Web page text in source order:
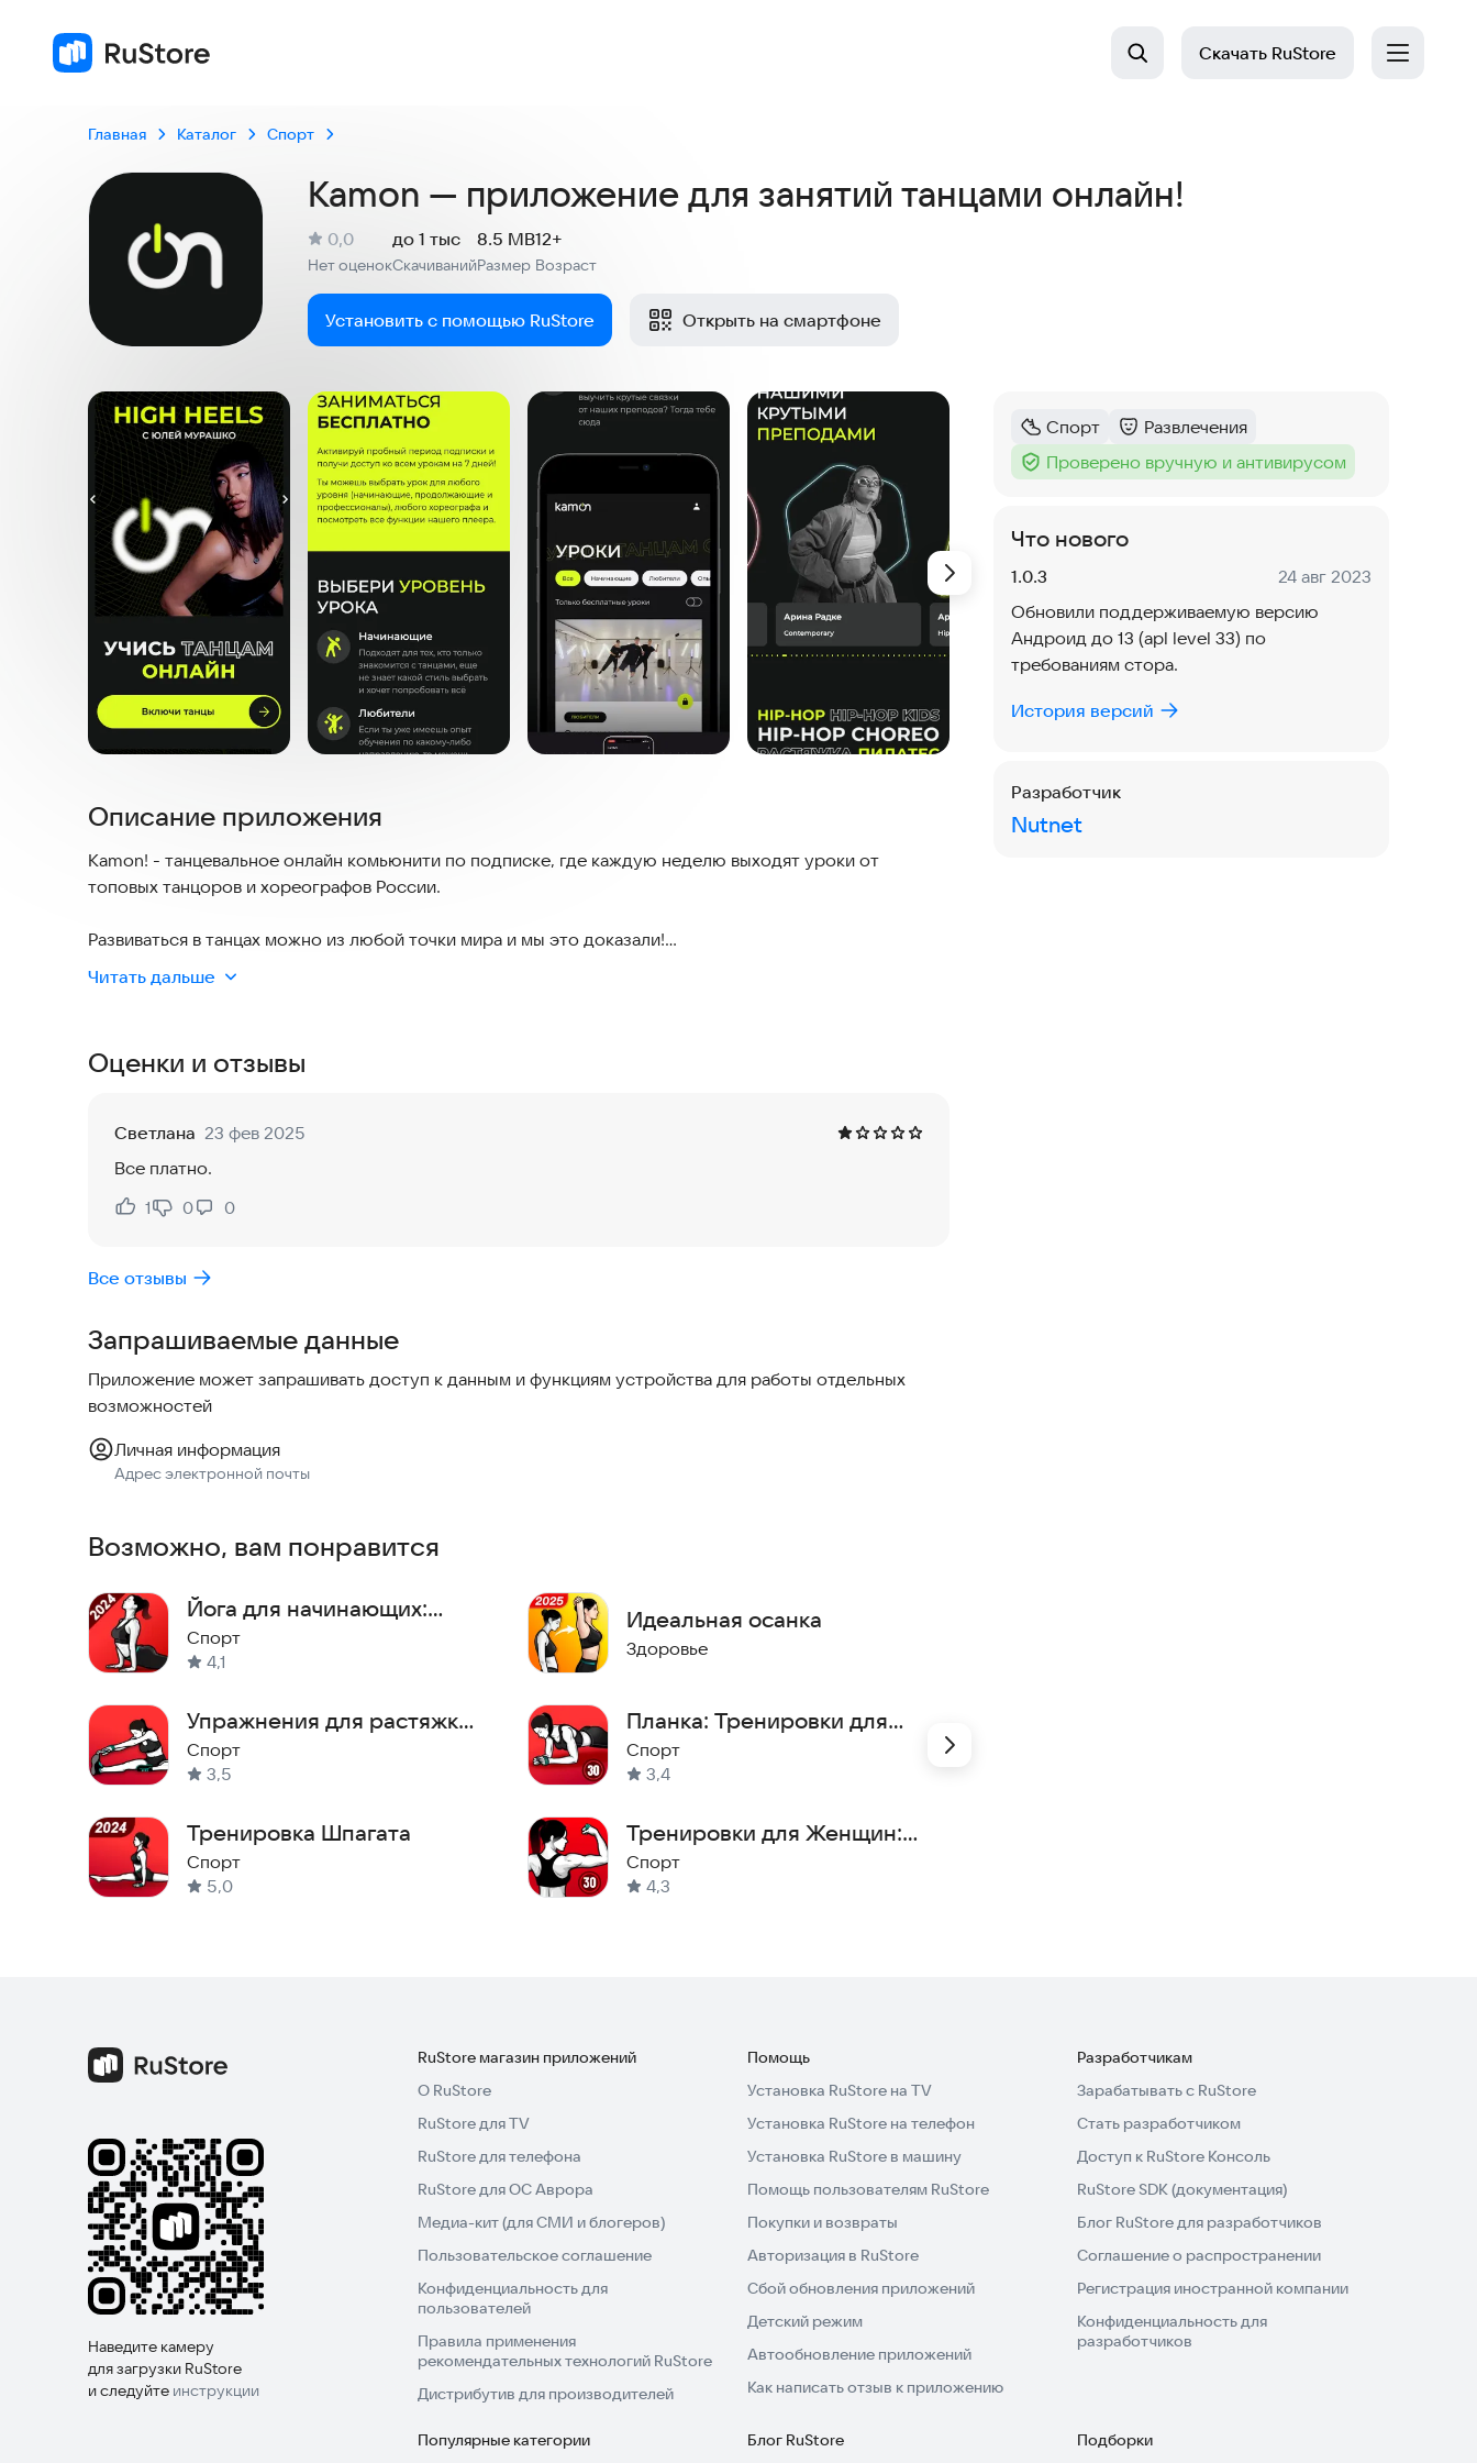
Скачать RuStore
Главная Каталог Спорт
Kamon — приложение для занятий танцами онлайн!
Рейтинг:
0,0
Нет оценокСкачиваний
до 1 тыс
Размер
8.5 MB
Возраст
12+
Установить с помощью RuStore Открыть на смартфоне
Скриншоты
Описание приложения
Kamon! - танцевальное онлайн комьюнити по подписке, где каждую неделю выходят уроки от
топовых танцоров и хореографов России.
Развиваться в танцах можно из любой точки мира и мы это доказали!
С нашим приложением и функциональным видеоплеером с регулированием скорости, зеркальным
получается прийти.
Учись у лучших вместе с Kamon!
Читать дальше
Оценки и отзывы
Светлана 23 фев 2025
Все платно.
Нравится:
1
Не нравится:
0 0
Все отзывы
Запрашиваемые данные
Приложение может запрашивать доступ к данным и функциям устройства для работы отдельных
возможностей
Личная информация
Адрес электронной почты
Возможно, вам понравится
Йога для начинающих:
похудения
Спорт
4,1
Упражнения для растяжки.
Тренировка гибкости
Спорт
3,5
Тренировка Шпагата
Спорт
5,0
Идеальная осанка
Здоровье
Планка: Тренировки для
Дома
Спорт
3,4
Тренировки для Женщин:
Фитнес-похудение
Спорт
4,3
Категория
Спорт
Категория :
Развлечения
Тег :
Проверено вручную и антивирусом
Что нового
Версия:
1.0.3 Дата:
24 авг 2023
Обновили поддерживаемую версию
Андроид до 13 (apl level 33) по
требованиям стора.
История версий
Разработчик
Nutnet
Наведите камеру
для загрузки RuStore
и следуйте инструкции
RuStore магазин приложений
О RuStore
RuStore для TV
RuStore для телефона
RuStore для ОС Аврора
Медиа-кит (для СМИ и блогеров)
Пользовательское соглашение
Конфиденциальность для
пользователей
Правила применения
рекомендательных технологий RuStore
Дистрибутив для производителей
Помощь
Установка RuStore на TV
Установка RuStore на телефон
Установка RuStore в машину
Помощь пользователям RuStore
Покупки и возвраты
Авторизация в RuStore
Сбой обновления приложений
Детский режим
Автообновление приложений
Как написать отзыв к приложению
Разработчикам
Зарабатывать с RuStore
Стать разработчиком
Доступ к RuStore Консоль
RuStore SDK (документация)
Блог RuStore для разработчиков
Соглашение о распространении
Регистрация иностранной компании
Конфиденциальность для
разработчиков
Популярные категории Блог RuStore Подборки